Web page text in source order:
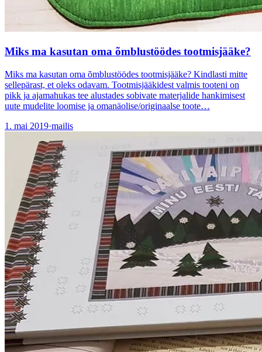
Miks ma kasutan oma õmblustöödes tootmisjääke?
Miks ma kasutan oma õmblustöödes tootmisjääke? Kindlasti mitte
sellepärast, et oleks odavam. Tootmisjääkidest valmis tooteni on
pikk ja ajamahukas tee alustades sobivate materjalide hankimisest
uute mudelite loomise ja omanäolise/originaalse toote…
1. mai 2019·mailis